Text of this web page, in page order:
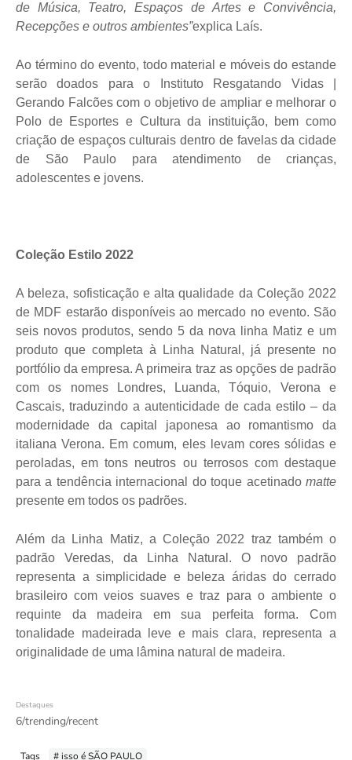
de Música, Teatro, Espaços de Artes e Convivência,
Recepções e outros ambientes”explica Laís.
Ao término do evento, todo material e móveis do estande
serão doados para o Instituto Resgatando Vidas |
Gerando Falcões com o objetivo de ampliar e melhorar o
Polo de Esportes e Cultura da instituição, bem como
criação de espaços culturais dentro de favelas da cidade
de São Paulo para atendimento de crianças,
adolescentes e jovens.
Coleção Estilo 2022
A beleza, sofisticação e alta qualidade da Coleção 2022
de MDF estarão disponíveis ao mercado no evento. São
seis novos produtos, sendo 5 da nova linha Matiz e um
produto que completa à Linha Natural, já presente no
portfólio da empresa. A primeira traz as opções de padrão
com os nomes Londres, Luanda, Tóquio, Verona e
Cascais, traduzindo a autenticidade de cada estilo – da
modernidade da capital japonesa ao romantismo da
italiana Verona. Em comum, eles levam cores sólidas e
peroladas, em tons neutros ou terrosos com destaque
para a tendência internacional do toque acetinado matte
presente em todos os padrões.
Além da Linha Matiz, a Coleção 2022 traz também o
padrão Veredas, da Linha Natural. O novo padrão
representa a simplicidade e beleza áridas do cerrado
brasileiro com veios suaves e traz para o ambiente o
requinte da madeira em sua perfeita forma. Com
tonalidade madeirada leve e mais clara, representa a
originalidade de uma lâmina natural de madeira.
Destaques
6/trending/recent
Tags # isso é SÃO PAULO